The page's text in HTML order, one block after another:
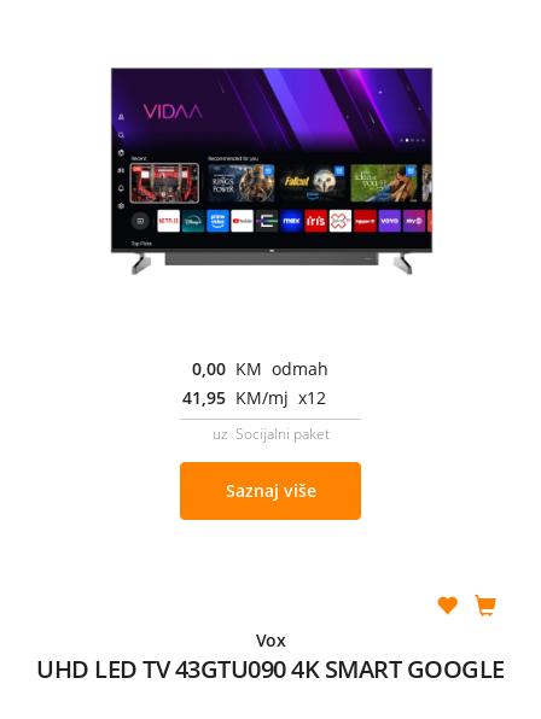
0,00 KM odmah
41,95 KM/mj x12
uz Socijalni paket
Saznaj više
Vox
UHD LED TV 43GTU090 4K SMART GOOGLE